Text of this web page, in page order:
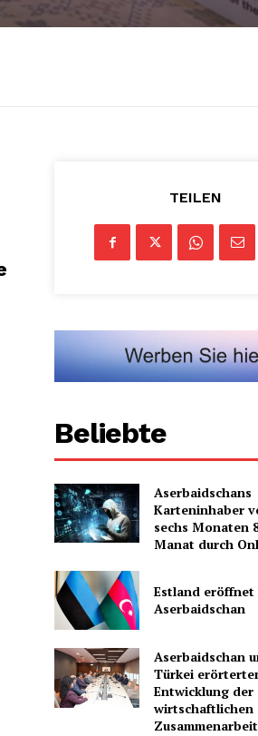
TEILEN
Beliebte
Aserbaidschans
Karteninhaber
sechs Monaten
Manat durch
Estland
Aserbaidschan
Aserbaidschan
Türkei
Entwicklung der
wirtschaftlichen
Zusammenarbeit